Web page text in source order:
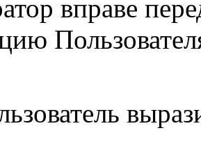
вправе